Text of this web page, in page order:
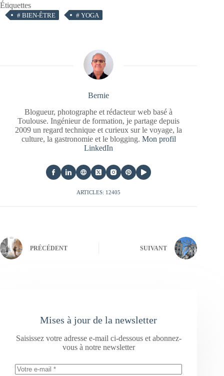
Étiquettes
# BIEN-ÊTRE # YOGA
Bernie
Blogueur, photographe et rédacteur web basé à
Toulouse. Ingénieur de formation, je partage depuis
2009 un regard technique et curieux sur le voyage, la
culture, la gastronomie et le blogging. Mon profil
LinkedIn
ARTICLES: 12405
PRÉCÉDENT SUIVANT
Mises à jour de la newsletter
Saisissez votre adresse e-mail ci-dessous et abonnez-
vous à notre newsletter